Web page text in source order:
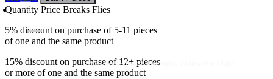
Flies Flyfishing Flytying Workshop & Guiding
- retail sales to private customers, wholesale to shops
Quantity Price Breaks Flies
5% discount on purchase of 5-11 pieces
of one and the same product
15% discount on purchase of 12+ pieces
or more of one and the same product